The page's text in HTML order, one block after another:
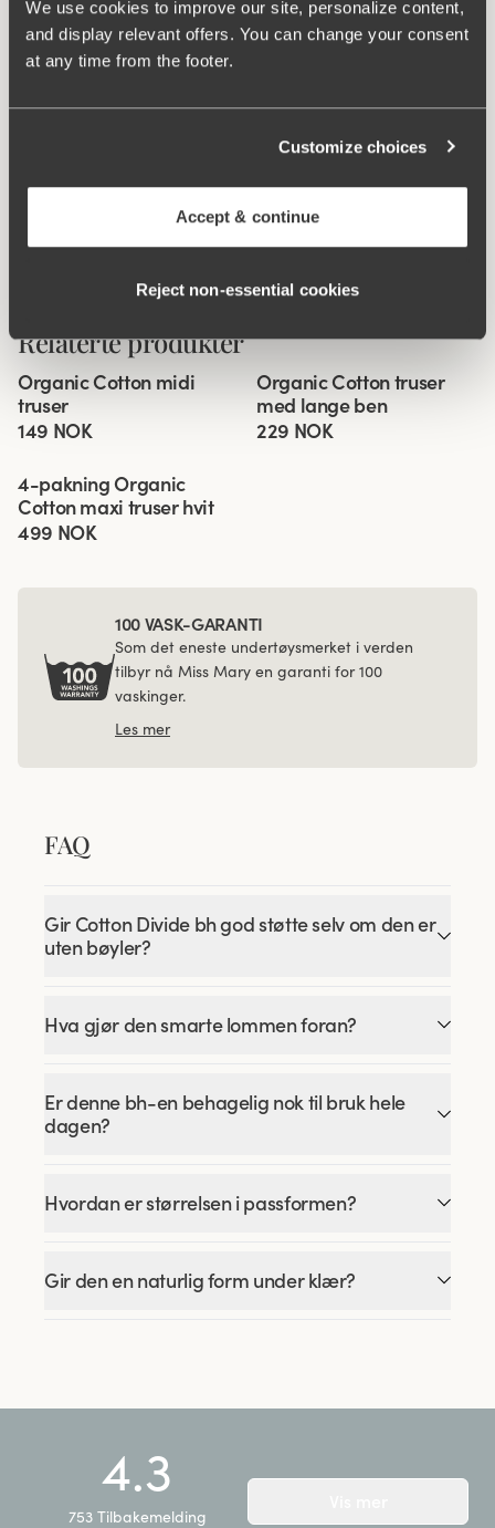
We use cookies to improve our site, personalize content,
and display relevant offers. You can change your consent
at any time from the footer.
Customize choices
Accept & continue
Reject non‑essential cookies
Relaterte produkter
4 for 3
Organic Cotton midi
truser
149 NOK
4 for 3
Organic Cotton truser
med lange ben
229 NOK
4-pakning Organic
Cotton maxi truser hvit
499 NOK
100 VASK-GARANTI
Som det eneste undertøysmerket i verden
tilbyr nå Miss Mary en garanti for 100
vaskinger.
Les mer
FAQ
Gir Cotton Divide bh god støtte selv om den er
uten bøyler?
Hva gjør den smarte lommen foran?
Er denne bh-en behagelig nok til bruk hele
dagen?
Hvordan er størrelsen i passformen?
Gir den en naturlig form under klær?
4.3
753 Tilbakemelding